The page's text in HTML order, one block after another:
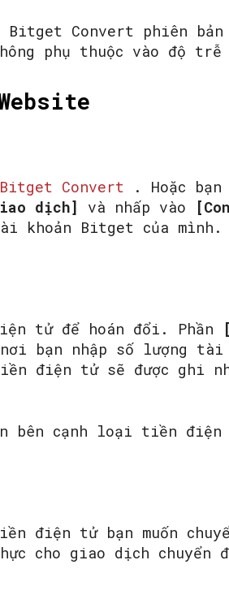
Bitget Convert phiên
phụ thuộc vào độ
Bitget Convert . Hoặc
dịch] và nhấp vào
khoản Bitget của mình.
tử để hoán đổi. Phần
bạn nhập số lượng tài
điện tử sẽ được ghi
bên cạnh loại tiền
điện tử bạn muốn
cho giao dịch chuyển